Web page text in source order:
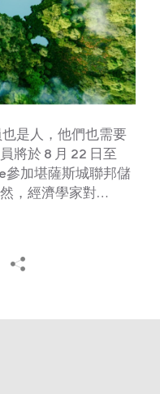
是人，他們也需要
將於 8 月 22 日至
參加堪薩斯城聯邦儲
，經濟學家對…
Copy